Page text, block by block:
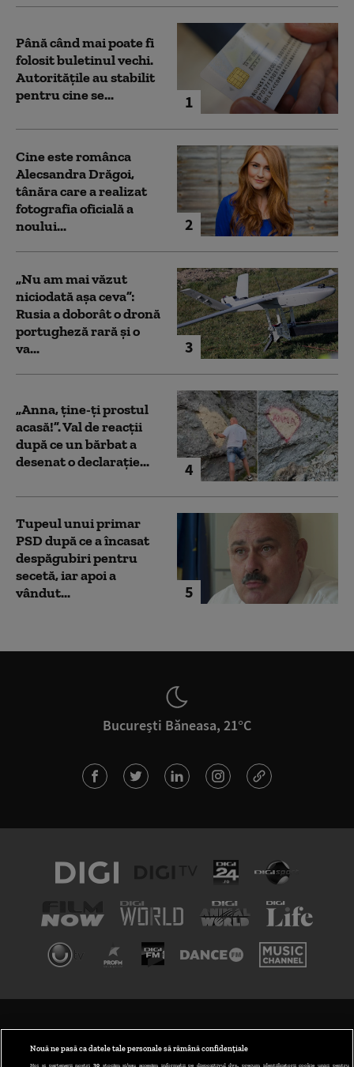
1
Până când mai poate fi
folosit buletinul vechi.
Autoritățile au stabilit
pentru cine se...
2
Cine este românca
Alecsandra Drăgoi,
tânăra care a realizat
fotografia oficială a
noului...
3
„Nu am mai văzut
niciodată așa ceva”:
Rusia a doborât o dronă
portugheză rară și o
va...
4
„Anna, ţine-ţi prostul
acasă!”. Val de reacții
după ce un bărbat a
desenat o declarație...
5
Tupeul unui primar
PSD după ce a încasat
despăgubiri pentru
secetă, iar apoi a
vândut...
București Băneasa, 21°C
Nouă ne pasă ca datele tale personale să rămână confidențiale
Noi și partenerii noștri 30stocăm și/sau accesăm informații pe dispozitivul dvs., precum identificatorii cookie unici pentru